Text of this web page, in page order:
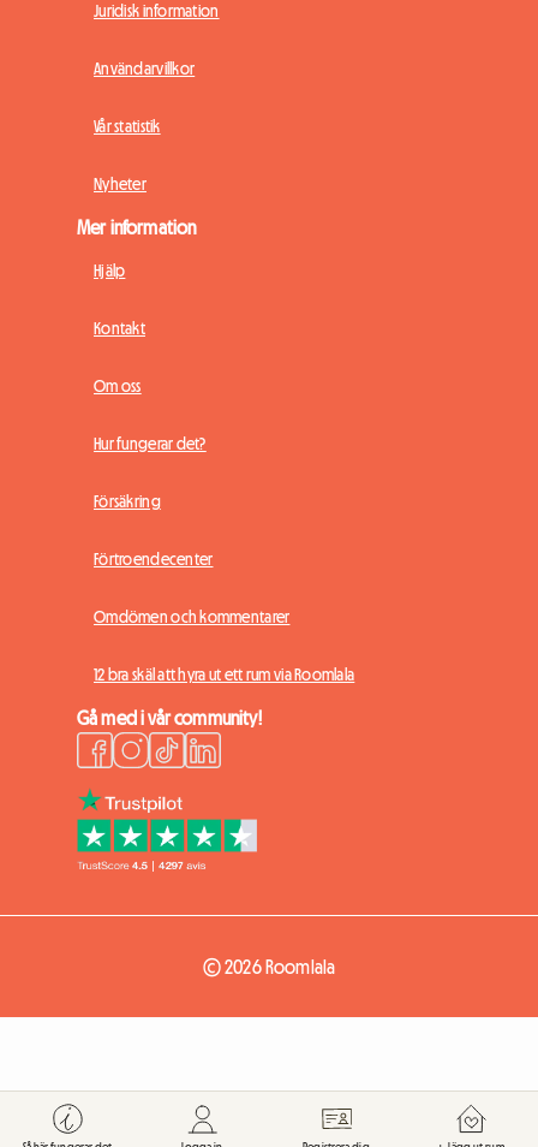
Juridisk information
Användarvillkor
Vår statistik
Nyheter
Mer information
Hjälp
Kontakt
Om oss
Hur fungerar det?
Försäkring
Förtroendecenter
Omdömen och kommentarer
12 bra skäl att hyra ut ett rum via Roomlala
Gå med i vår community!
© 2026 Roomlala